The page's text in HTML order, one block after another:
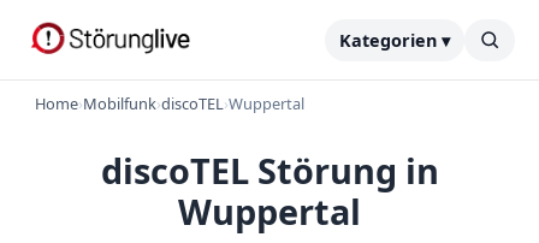
Kategorien ▾
Home›Mobilfunk›discoTEL›Wuppertal
discoTEL Störung in
Wuppertal